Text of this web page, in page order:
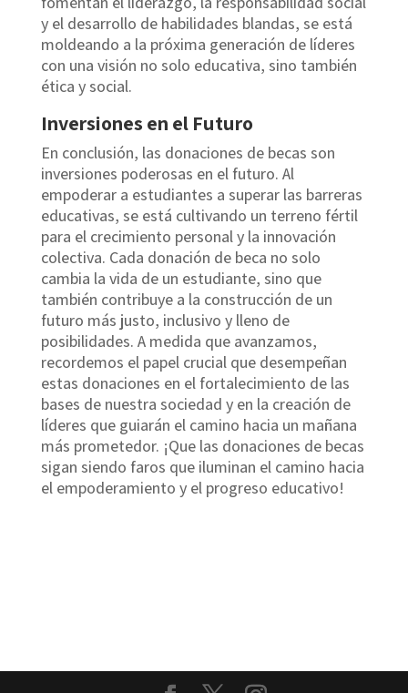
y el desarrollo de habilidades blandas, se está
moldeando a la próxima generación de líderes
con una visión no solo educativa, sino también
ética y social.
Inversiones en el Futuro
En conclusión, las donaciones de becas son
inversiones poderosas en el futuro. Al
empoderar a estudiantes a superar las barreras
educativas, se está cultivando un terreno fértil
para el crecimiento personal y la innovación
colectiva. Cada donación de beca no solo
cambia la vida de un estudiante, sino que
también contribuye a la construcción de un
futuro más justo, inclusivo y lleno de
posibilidades. A medida que avanzamos,
recordemos el papel crucial que desempeñan
estas donaciones en el fortalecimiento de las
bases de nuestra sociedad y en la creación de
líderes que guiarán el camino hacia un mañana
más prometedor. ¡Que las donaciones de becas
sigan siendo faros que iluminan el camino hacia
el empoderamiento y el progreso educativo!